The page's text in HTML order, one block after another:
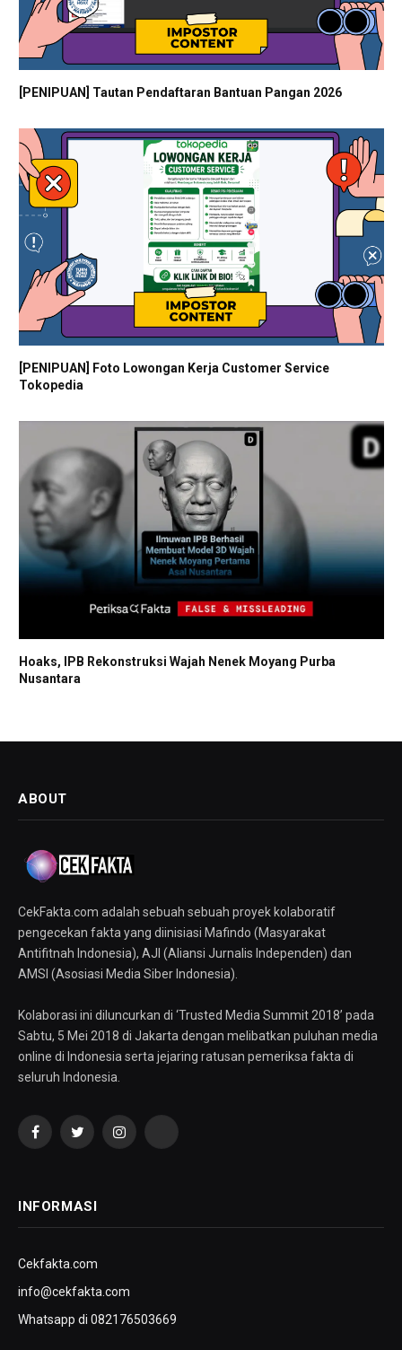
[PENIPUAN] Tautan Pendaftaran Bantuan Pangan 2026
[PENIPUAN] Foto Lowongan Kerja Customer Service
Tokopedia
Hoaks, IPB Rekonstruksi Wajah Nenek Moyang Purba
Nusantara
ABOUT
CekFakta.com adalah sebuah sebuah proyek kolaboratif
pengecekan fakta yang diinisiasi Mafindo (Masyarakat
Antifitnah Indonesia), AJI (Aliansi Jurnalis Independen) dan
AMSI (Asosiasi Media Siber Indonesia).
Kolaborasi ini diluncurkan di ‘Trusted Media Summit 2018’ pada
Sabtu, 5 Mei 2018 di Jakarta dengan melibatkan puluhan media
online di Indonesia serta jejaring ratusan pemeriksa fakta di
seluruh Indonesia.
FacebookTwitterInstagramYouTube
INFORMASI
Cekfakta.com
info@cekfakta.com
Whatsapp di 082176503669